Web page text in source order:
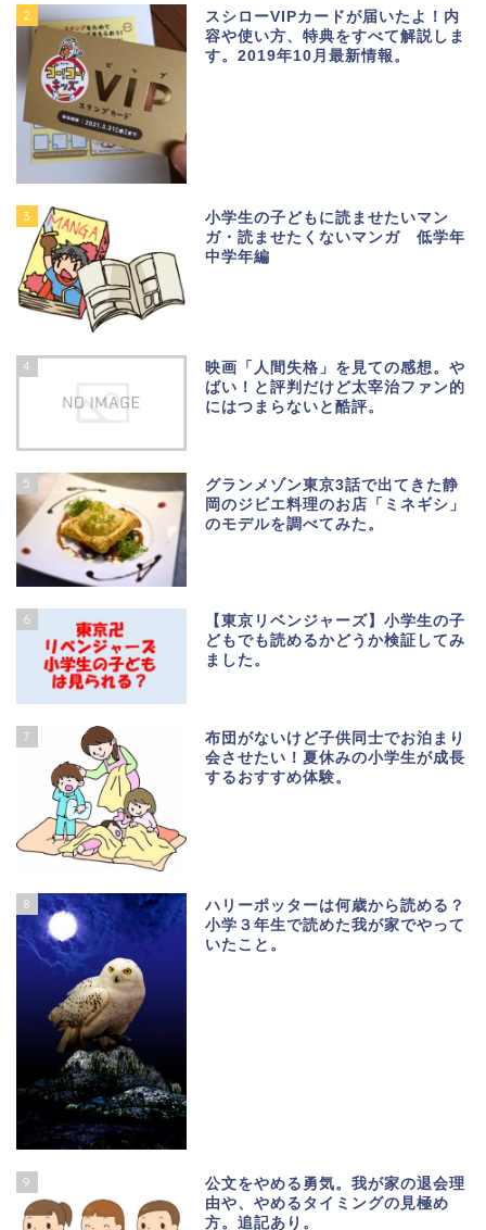
2
スシローVIPカードが届いたよ！内
容や使い方、特典をすべて解説しま
す。2019年10月最新情報。
3
小学生の子どもに読ませたいマン
ガ・読ませたくないマンガ 低学年
中学年編
4
映画「人間失格」を見ての感想。や
ばい！と評判だけど太宰治ファン的
にはつまらないと酷評。
5
グランメゾン東京3話で出てきた静
岡のジビエ料理のお店「ミネギシ」
のモデルを調べてみた。
6
【東京リベンジャーズ】小学生の子
どもでも読めるかどうか検証してみ
ました。
7
布団がないけど子供同士でお泊まり
会させたい！夏休みの小学生が成長
するおすすめ体験。
8
ハリーポッターは何歳から読める？
小学３年生で読めた我が家でやって
いたこと。
9
公文をやめる勇気。我が家の退会理
由や、やめるタイミングの見極め
方。追記あり。